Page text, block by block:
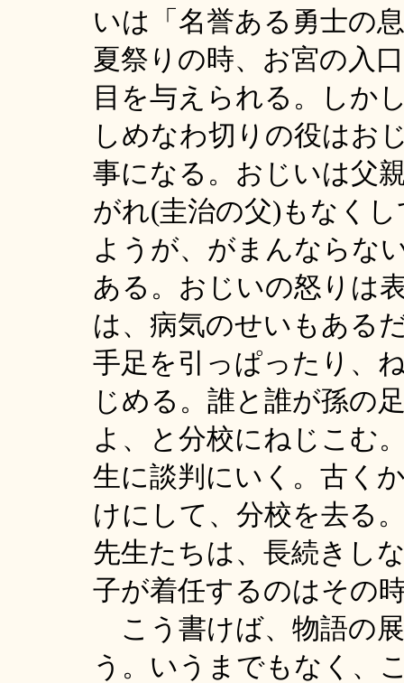
いは「名誉ある勇士の
夏祭りの時、お宮の入
目を与えられる。しか
しめなわ切りの役はお
事になる。おじいは父
がれ(圭治の父)もなく
ようが、がまんならな
ある。おじいの怒りは
は、病気のせいもある
手足を引っぱったり、
じめる。誰と誰が孫の
よ、と分校にねじこむ
生に談判にいく。古く
けにして、分校を去る
先生たちは、長続きし
子が着任するのはその
こう書けば、物語の
う。いうまでもなく、